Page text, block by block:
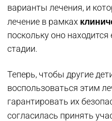
варианты лечения, и
лечение в рамках
поскольку оно
стадии.
Теперь, чтобы другие
воспользоваться этим
гарантировать их
согласилась принять